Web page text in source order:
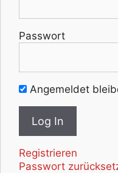
Passwort
Angemeldet
Registrieren
Passwort